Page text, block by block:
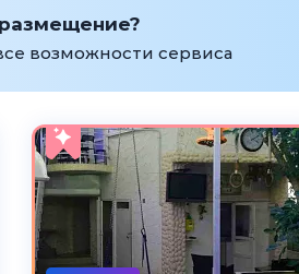
возможности сервиса
Чистота Великолепно
Комфорт Великолепно
Расположение Великолепно
Удобства Великолепно
5.0